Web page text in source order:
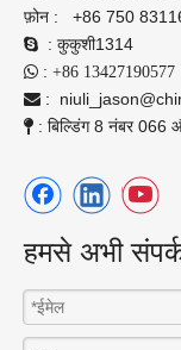
फ़ोन : +86 750
 : कुकुशी1314
 : +86 13427190577
 :
 : बिल्डिंग 8 नंबर 066
हमसे अभी